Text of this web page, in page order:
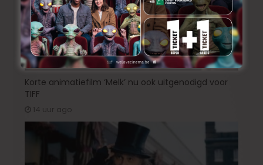
Korte animatiefilm ‘Melk’ nu ook uitgenodigd voor
TIFF
14 uur ago